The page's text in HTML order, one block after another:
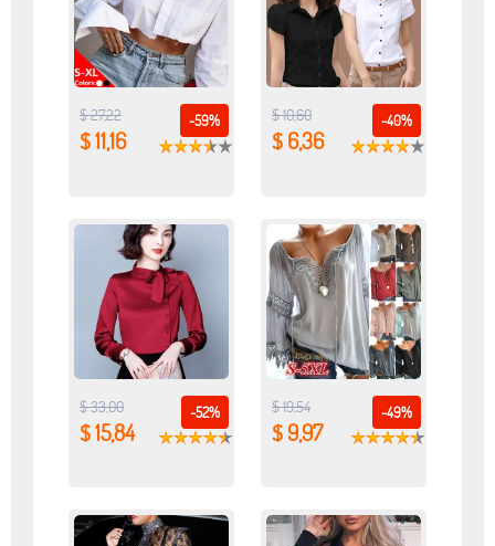
-59%
$ 27,22
$ 11,16
-40%
$ 10,60
$ 6,36
-52%
$ 33,00
$ 15,84
-49%
$ 19,54
$ 9,97